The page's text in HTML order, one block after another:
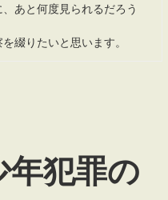
あと何度見られるだろう
綴りたいと思います。
犯罪の